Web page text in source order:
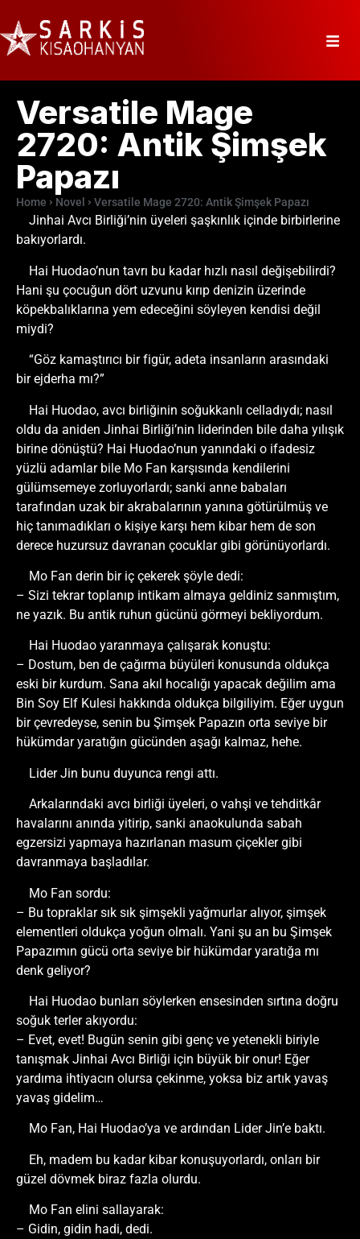
Versatile Mage
2720: Antik Şimşek
Papazı
Home Novel Versatile Mage 2720: Antik Şimşek Papazı
Jinhai Avcı Birliği’nin üyeleri şaşkınlık içinde birbirlerine
bakıyorlardı.
Hai Huodao’nun tavrı bu kadar hızlı nasıl değişebilirdi?
Hani şu çocuğun dört uzvunu kırıp denizin üzerinde
köpekbalıklarına yem edeceğini söyleyen kendisi değil
miydi?
“Göz kamaştırıcı bir figür, adeta insanların arasındaki
bir ejderha mı?”
Hai Huodao, avcı birliğinin soğukkanlı celladıydı; nasıl
oldu da aniden Jinhai Birliği’nin liderinden bile daha yılışık
birine dönüştü? Hai Huodao’nun yanındaki o ifadesiz
yüzlü adamlar bile Mo Fan karşısında kendilerini
gülümsemeye zorluyorlardı; sanki anne babaları
tarafından uzak bir akrabalarının yanına götürülmüş ve
hiç tanımadıkları o kişiye karşı hem kibar hem de son
derece huzursuz davranan çocuklar gibi görünüyorlardı.
Mo Fan derin bir iç çekerek şöyle dedi:
– Sizi tekrar toplanıp intikam almaya geldiniz sanmıştım,
ne yazık. Bu antik ruhun gücünü görmeyi bekliyordum.
Hai Huodao yaranmaya çalışarak konuştu:
– Dostum, ben de çağırma büyüleri konusunda oldukça
eski bir kurdum. Sana akıl hocalığı yapacak değilim ama
Bin Soy Elf Kulesi hakkında oldukça bilgiliyim. Eğer uygun
bir çevredeyse, senin bu Şimşek Papazın orta seviye bir
hükümdar yaratığın gücünden aşağı kalmaz, hehe.
Lider Jin bunu duyunca rengi attı.
Arkalarındaki avcı birliği üyeleri, o vahşi ve tehditkâr
havalarını anında yitirip, sanki anaokulunda sabah
egzersizi yapmaya hazırlanan masum çiçekler gibi
davranmaya başladılar.
Mo Fan sordu:
– Bu topraklar sık sık şimşekli yağmurlar alıyor, şimşek
elementleri oldukça yoğun olmalı. Yani şu an bu Şimşek
Papazımın gücü orta seviye bir hükümdar yaratığa mı
denk geliyor?
Hai Huodao bunları söylerken ensesinden sırtına doğru
soğuk terler akıyordu:
– Evet, evet! Bugün senin gibi genç ve yetenekli biriyle
tanışmak Jinhai Avcı Birliği için büyük bir onur! Eğer
yardıma ihtiyacın olursa çekinme, yoksa biz artık yavaş
yavaş gidelim…
Mo Fan, Hai Huodao’ya ve ardından Lider Jin’e baktı.
Eh, madem bu kadar kibar konuşuyorlardı, onları bir
güzel dövmek biraz fazla olurdu.
Mo Fan elini sallayarak:
– Gidin, gidin hadi, dedi.